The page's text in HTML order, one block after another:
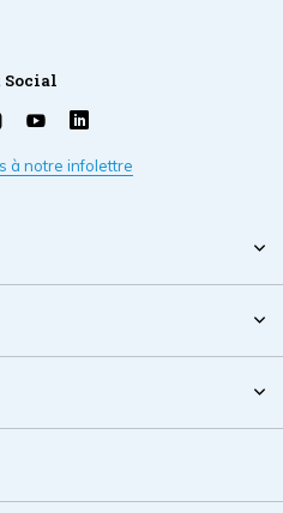
Social
à notre infolettre